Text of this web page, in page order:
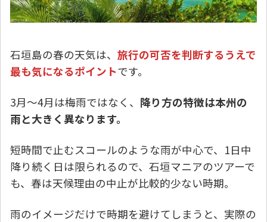
石垣島の春の天気は、 旅行の可否を判断するうえで
最も気になるポイントです。
3月〜4月は梅雨ではなく、 降り方の特徴は本州の
雨と大きく異なります。
短時間で止むスコールのような雨が中心で、1日中
降り続く日は限られるので、石垣マニアのツアーで
も、春は天候理由の中止が比較的少ない時期。
雨のイメージだけで時期を避けてしまうと、実際の